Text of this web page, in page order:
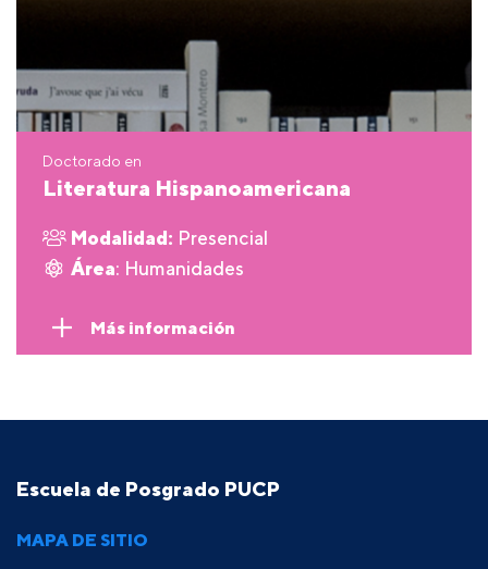
Doctorado en
Literatura Hispanoamericana
Modalidad: Presencial
Área: Humanidades
Más información
Escuela de Posgrado PUCP
MAPA DE SITIO